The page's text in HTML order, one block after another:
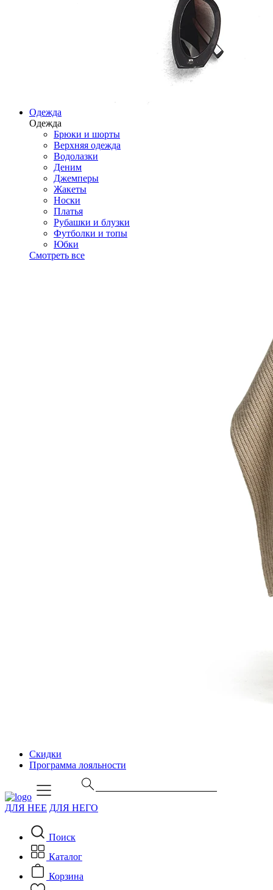
Одежда
Одежда
Брюки и шорты
Верхняя одежда
Водолазки
Деним
Джемперы
Жакеты
Носки
Платья
Рубашки и блузки
Футболки и топы
Юбки
Смотреть все
Скидки
Программа лояльности
ДЛЯ НЕЕ ДЛЯ НЕГО
Поиск
Каталог
Корзина